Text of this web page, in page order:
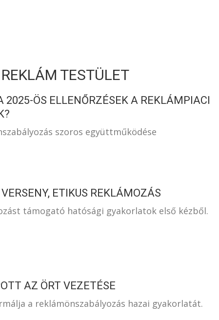
TESTÜLET
2025-ÖS ELLENŐRZÉSEK A REKLÁMPIACI
szoros együttműködése
ETIKUS REKLÁMOZÁS
támogató hatósági gyakorlatok első kézből.
AZ ÖRT VEZETÉSE
a reklámönszabályozás hazai gyakorlatát.